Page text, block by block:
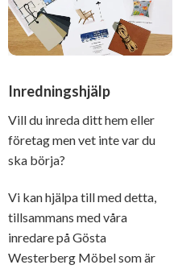
Inredningshjälp
Vill du inreda ditt hem eller
företag men vet inte var du
ska börja?
Vi kan hjälpa till med detta,
tillsammans med våra
inredare på Gösta
Westerberg Möbel som är